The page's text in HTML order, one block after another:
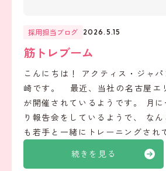
続きを見る
採用担当ブログ 2026.5.15
筋トレブーム
こんにちは！ アクティス・ジャ
崎です。 最近、当社の名古屋エ
が開催されているようです。 月
り報告会をしているようで、 な
も若手と一緒にトレーニングされ